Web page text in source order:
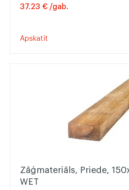
37.23 € /gab.
Apskatīt
Zāģmateriāls, Priede,
WET